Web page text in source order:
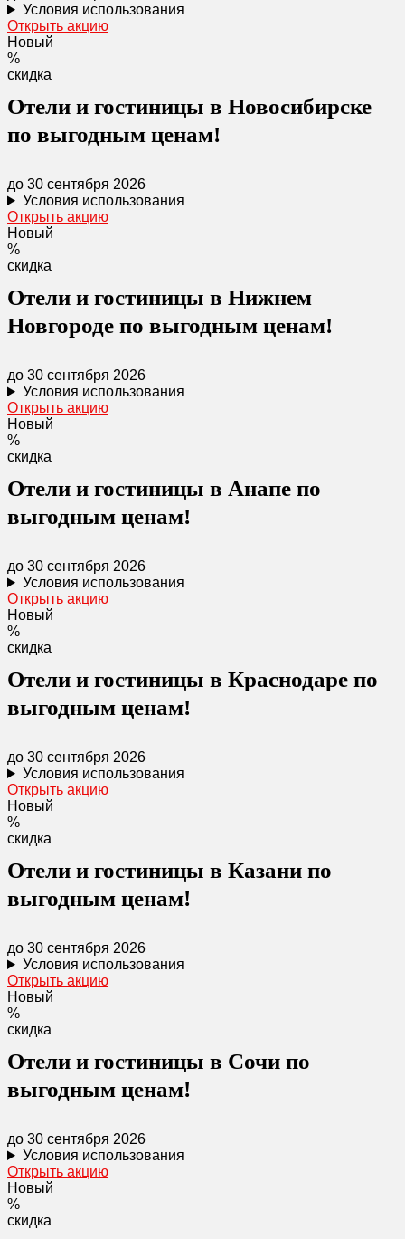
Условия использования
Открыть акцию
Новый
%
скидка
Отели и гостиницы в Новосибирске
по выгодным ценам!
до 30 сентября 2026
Условия использования
Открыть акцию
Новый
%
скидка
Отели и гостиницы в Нижнем
Новгороде по выгодным ценам!
до 30 сентября 2026
Условия использования
Открыть акцию
Новый
%
скидка
Отели и гостиницы в Анапе по
выгодным ценам!
до 30 сентября 2026
Условия использования
Открыть акцию
Новый
%
скидка
Отели и гостиницы в Краснодаре по
выгодным ценам!
до 30 сентября 2026
Условия использования
Открыть акцию
Новый
%
скидка
Отели и гостиницы в Казани по
выгодным ценам!
до 30 сентября 2026
Условия использования
Открыть акцию
Новый
%
скидка
Отели и гостиницы в Сочи по
выгодным ценам!
до 30 сентября 2026
Условия использования
Открыть акцию
Новый
%
скидка